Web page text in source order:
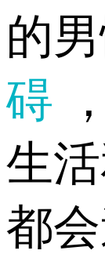
的
碍
生
都